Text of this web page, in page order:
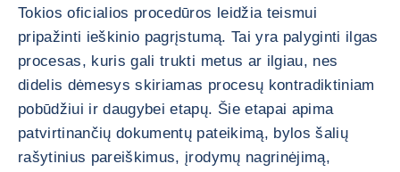
Tokios oficialios procedūros leidžia teismui
pripažinti ieškinio pagrįstumą. Tai yra palyginti ilgas
procesas, kuris gali trukti metus ar ilgiau, nes
didelis dėmesys skiriamas procesų kontradiktiniam
pobūdžiui ir daugybei etapų. Šie etapai apima
patvirtinančių dokumentų pateikimą, bylos šalių
rašytinius pareiškimus, įrodymų nagrinėjimą,